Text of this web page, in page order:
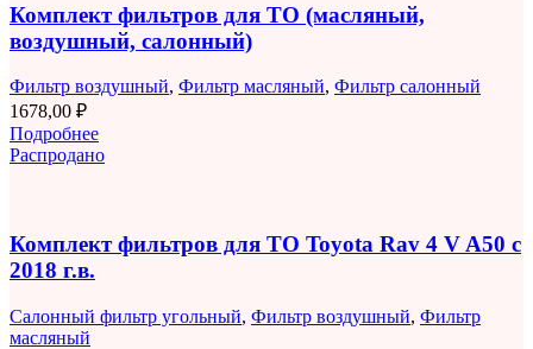
Комплект фильтров для ТО (масляный,
воздушный, салонный)
Фильтр воздушный, Фильтр масляный, Фильтр салонный
1678,00 ₽
Подробнее
Распродано
Комплект фильтров для ТО Toyota Rav 4 V A50 с
2018 г.в.
Салонный фильтр угольный, Фильтр воздушный, Фильтр
масляный